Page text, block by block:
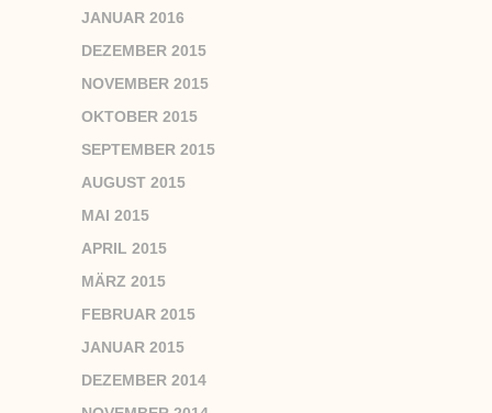
JANUAR 2016
DEZEMBER 2015
NOVEMBER 2015
OKTOBER 2015
SEPTEMBER 2015
AUGUST 2015
MAI 2015
APRIL 2015
MÄRZ 2015
FEBRUAR 2015
JANUAR 2015
DEZEMBER 2014